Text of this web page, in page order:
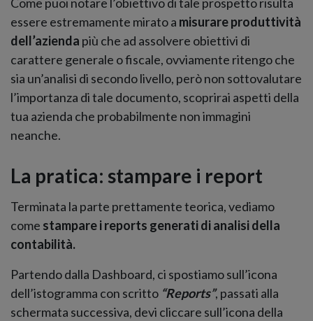
essere estremamente mirato a misurare produttività
dell’azienda più che ad assolvere obiettivi di
carattere generale o fiscale, ovviamente ritengo che
sia un’analisi di secondo livello, però non sottovalutare
l’importanza di tale documento, scoprirai aspetti della
tua azienda che probabilmente non immagini
neanche.
La pratica: stampare i report
Terminata la parte prettamente teorica, vediamo
come stampare i reports generati di analisi della
contabilità.
Partendo dalla Dashboard, ci spostiamo sull’icona
dell’istogramma con scritto “Reports”, passati alla
schermata successiva, devi cliccare sull’icona della